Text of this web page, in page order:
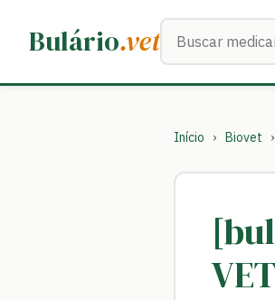
Bulário.vetBuscar
Início › Biovet ›